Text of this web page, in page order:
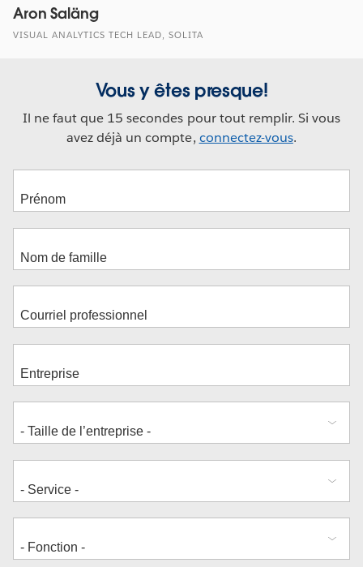
Aron Saläng
VISUAL ANALYTICS TECH LEAD, SOLITA
Vous y êtes presque!
Il ne faut que 15 secondes pour tout remplir. Si vous
avez déjà un compte, connectez-vous.